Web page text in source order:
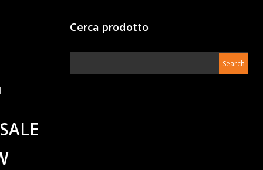
Cerca prodotto